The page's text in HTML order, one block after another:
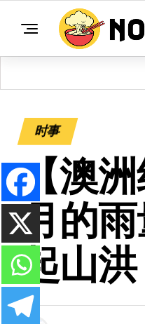
时事
【澳
月的雨
起山洪